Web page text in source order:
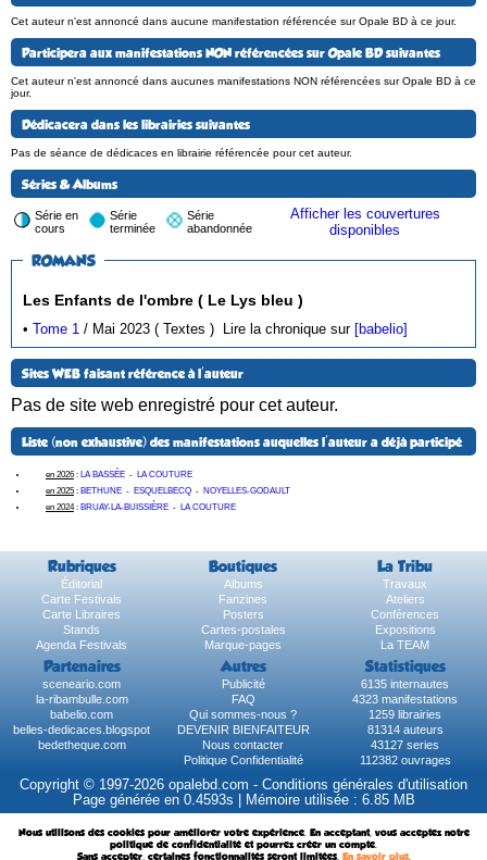
Cet auteur n'est annoncé dans aucune manifestation référencée sur Opale BD à ce jour.
Participera aux manifestations NON référencées sur Opale BD suivantes
Cet auteur n'est annoncé dans aucunes manifestations NON référencées sur Opale BD à ce
jour.
Dédicacera dans les librairies suivantes
Pas de séance de dédicaces en librairie référencée pour cet auteur.
Séries & Albums
Série en
cours
Série
terminée
Série
abandonnée
Afficher les couvertures
disponibles
ROMANS
Les Enfants de l'ombre ( Le Lys bleu )
•Tome 1 / Mai 2023 ( Textes ) Lire la chronique sur [babelio]
Sites WEB faisant référence à l'auteur
Pas de site web enregistré pour cet auteur.
Liste (non exhaustive) des manifestations auquelles l'auteur a déjà participé
en 2026 : LA BASSÉE - LA COUTURE
en 2025 : BETHUNE - ESQUELBECQ - NOYELLES-GODAULT
en 2024: BRUAY-LA-BUISSIÈRE - LA COUTURE
Rubriques Boutiques La Tribu
Éditorial Albums
Travaux
Carte Festivals
Fanzines
Ateliers
Carte Libraires
Posters
Conférences
Stands
Cartes-postales
Expositions
Agenda Festivals
Marque-pages La TEAM
Partenaires Autres Statistiques
sceneario.com Publicité
6135 internautes
la-ribambulle.com
FAQ
4323 manifestations
babelio.com
Qui sommes-nous ?
1259 librairies
belles-dedicaces.blogspot
DEVENIR BIENFAITEUR
81314 auteurs
bedetheque.com
Nous contacter
43127 series
Politique Confidentialité
112382 ouvrages
Copyright © 1997-2026 opalebd.com - Conditions générales d'utilisation
Page générée en 0.4593s | Mémoire utilisée : 6.85 MB
Nous utilisons des cookies pour améliorer votre expérience. En acceptant, vous acceptez notre
politique de confidentialité et pourrez créer un compte.
Sans accepter, certaines fonctionnalités seront limitées. En savoir plus.